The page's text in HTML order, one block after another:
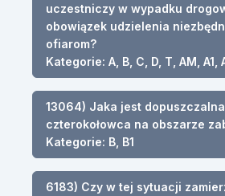
uczestniczy w wypadku
obowiązek udzielenia
ofiarom?
Kategorie: A, B, C, D, T, AM, A1,
13064) Jaka jest
czterokołowca na obszarze
Kategorie: B, B1
6183) Czy w tej sytuacji